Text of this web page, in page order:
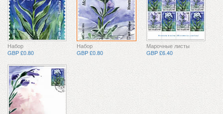
Набор
GBP £0.80
Набор
GBP £0.80
Марочные листы
GBP £6.40